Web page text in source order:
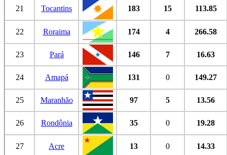
21 Tocantins 183 15 113.85
22 Roraima 174 4 266.58
23 Pará 146 7 16.63
24 Amapá 131 0 149.27
25 Maranhão 97 5 13.56
26 Rondônia 35 0 19.28
27 Acre 13 0
14.33